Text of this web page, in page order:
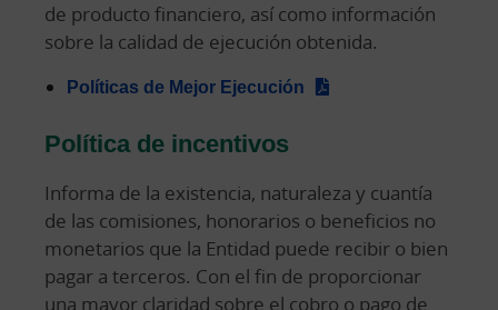
de producto financiero, así como información
sobre la calidad de ejecución obtenida.
Políticas de Mejor Ejecución
Política de incentivos
Informa de la existencia, naturaleza y cuantía
de las comisiones, honorarios o beneficios no
monetarios que la Entidad puede recibir o bien
pagar a terceros. Con el fin de proporcionar
una mayor claridad sobre el cobro o pago de